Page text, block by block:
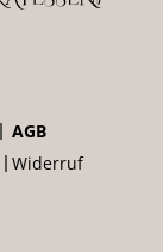
AGB
Widerruf